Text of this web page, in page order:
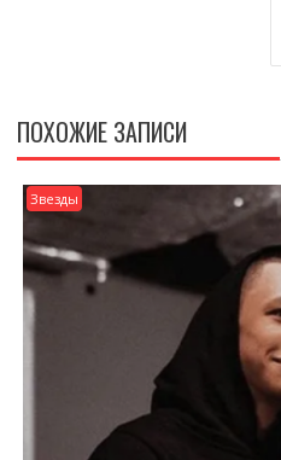
ПОХОЖИЕ ЗАПИСИ
Звезды